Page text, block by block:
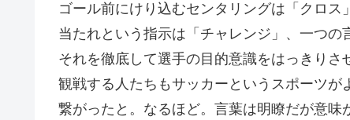
ゴール前にけり込むセンタリングは「クロス
当たれという指示は「チャレンジ」、一つの
それを徹底して選手の目的意識をはっきりさ
観戦する人たちもサッカーというスポーツが
繋がったと。なるほど。言葉は明瞭だが意味